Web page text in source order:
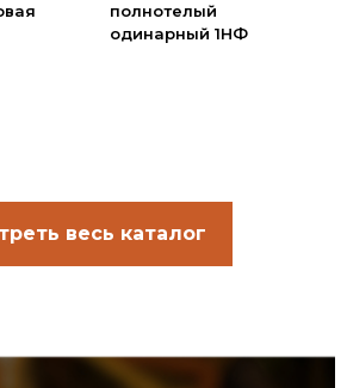
полнотелый
одинарный 1НФ
весь каталог